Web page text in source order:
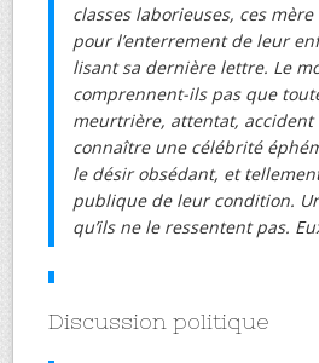
classes laborieuses, ces
pour l’enterrement de leur
lisant sa dernière lettre. Le
comprennent-ils pas que
meurtrière, attentat, accident
connaître une célébrité
le désir obsédant, et
publique de leur condition.
qu’ils ne le ressentent pas.
Discussion politique